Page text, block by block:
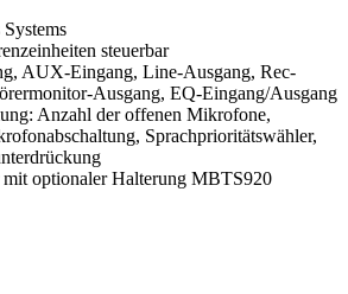
Systems
steuerbar
AUX-Eingang, Line-Ausgang, Rec-
Ausgang, EQ-Eingang/Ausgang
Anzahl der offenen Mikrofone,
Sprachprioritätswähler,
optionaler Halterung MBTS920